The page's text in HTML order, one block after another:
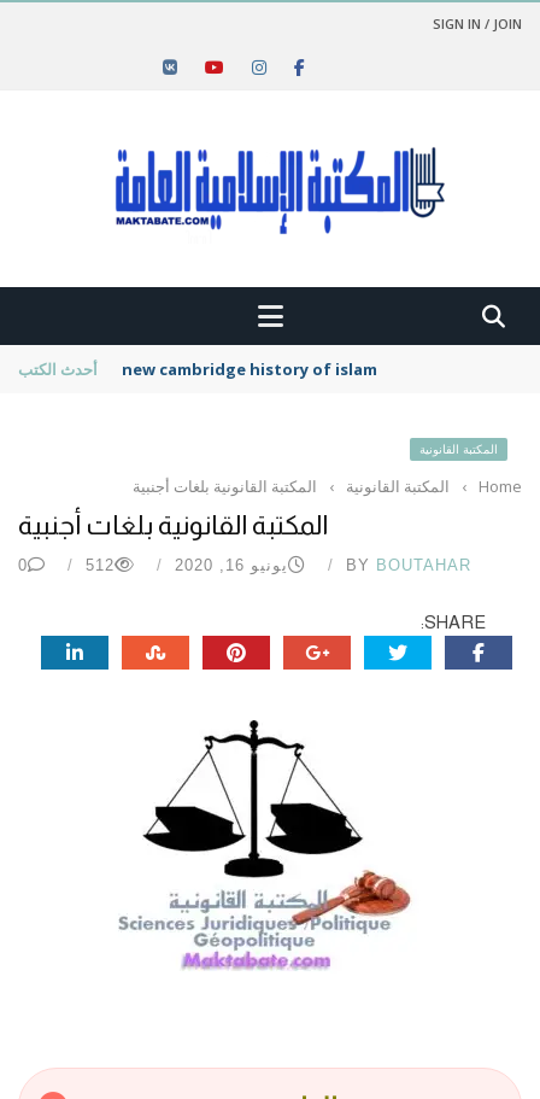
SIGN IN / JOIN
أحدث الكتب new cambridge history of islam
المكتبة القانونية
Home
› المكتبة القانونية › المكتبة القانونية بلغات أجنبية
المكتبة القانونية بلغات أجنبية
BY BOUTAHAR يونيو 16, 2020 512
0
SHARE: